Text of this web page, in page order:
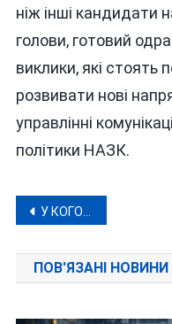
ніж інші кандидати
голови, готовий
виклики, які стоять
розвивати нові
управлінні
політики НАЗК.
Навігація
записів
У КОГО З ВІЙСЬКОВОЗОБОВ’ЯЗАНИХ З 1 СЕРПНЯ БІЛЬШЕ НЕ БУДЕ ПРАВА НА ВІДСТРОЧКУ
ПОВ'ЯЗАНІ НОВИНИ